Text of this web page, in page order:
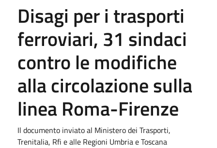
Disagi per i trasporti
ferroviari, 31 sindaci
contro le modifiche
alla circolazione sulla
linea Roma-Firenze
Il documento inviato al Ministero dei Trasporti,
Trenitalia, Rfi e alle Regioni Umbria e Toscana